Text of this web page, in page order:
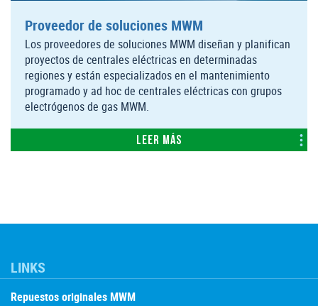
Proveedor de soluciones MWM
Los proveedores de soluciones MWM diseñan y planifican
proyectos de centrales eléctricas en determinadas
regiones y están especializados en el mantenimiento
programado y ad hoc de centrales eléctricas con grupos
electrógenos de gas MWM.
Leer más
LINKS
Repuestos originales MWM